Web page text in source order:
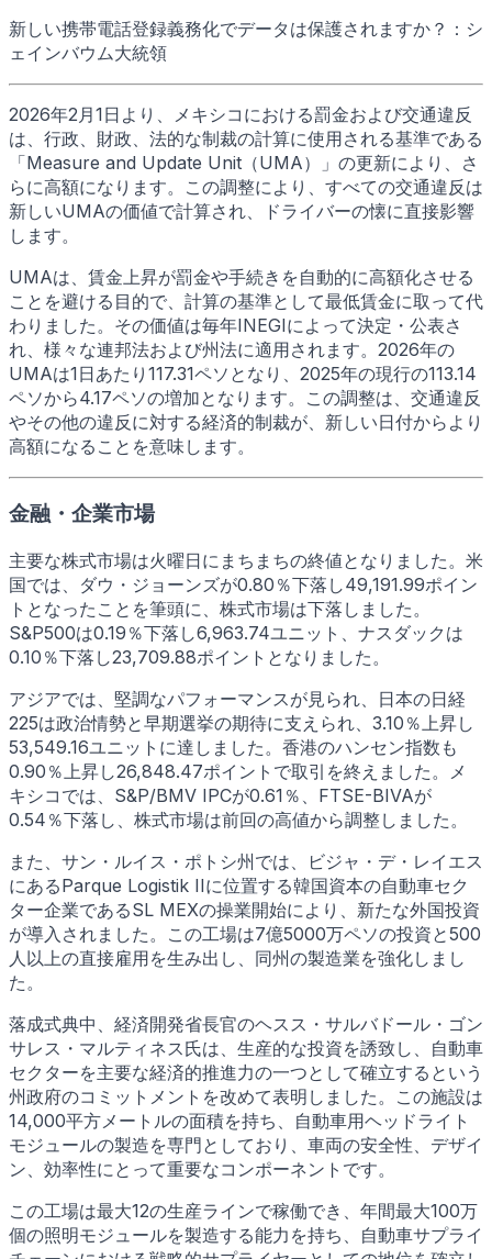
新しい携帯電話登録義務化でデータは保護されますか？：シ
ェインバウム大統領
2026年2月1日より、メキシコにおける罰金および交通違反
は、行政、財政、法的な制裁の計算に使用される基準である
「Measure and Update Unit（UMA）」の更新により、さ
らに高額になります。この調整により、すべての交通違反は
新しいUMAの価値で計算され、ドライバーの懐に直接影響
します。
UMAは、賃金上昇が罰金や手続きを自動的に高額化させる
ことを避ける目的で、計算の基準として最低賃金に取って代
わりました。その価値は毎年INEGIによって決定・公表さ
れ、様々な連邦法および州法に適用されます。2026年の
UMAは1日あたり117.31ペソとなり、2025年の現行の113.14
ペソから4.17ペソの増加となります。この調整は、交通違反
やその他の違反に対する経済的制裁が、新しい日付からより
高額になることを意味します。
金融・企業市場
主要な株式市場は火曜日にまちまちの終値となりました。米
国では、ダウ・ジョーンズが0.80％下落し49,191.99ポイン
トとなったことを筆頭に、株式市場は下落しました。
S&P500は0.19％下落し6,963.74ユニット、ナスダックは
0.10％下落し23,709.88ポイントとなりました。
アジアでは、堅調なパフォーマンスが見られ、日本の日経
225は政治情勢と早期選挙の期待に支えられ、3.10％上昇し
53,549.16ユニットに達しました。香港のハンセン指数も
0.90％上昇し26,848.47ポイントで取引を終えました。メ
キシコでは、S&P/BMV IPCが0.61％、FTSE-BIVAが
0.54％下落し、株式市場は前回の高値から調整しました。
また、サン・ルイス・ポトシ州では、ビジャ・デ・レイエス
にあるParque Logistik IIに位置する韓国資本の自動車セク
ター企業であるSL MEXの操業開始により、新たな外国投資
が導入されました。この工場は7億5000万ペソの投資と500
人以上の直接雇用を生み出し、同州の製造業を強化しまし
た。
落成式典中、経済開発省長官のヘスス・サルバドール・ゴン
サレス・マルティネス氏は、生産的な投資を誘致し、自動車
セクターを主要な経済的推進力の一つとして確立するという
州政府のコミットメントを改めて表明しました。この施設は
14,000平方メートルの面積を持ち、自動車用ヘッドライト
モジュールの製造を専門としており、車両の安全性、デザイ
ン、効率性にとって重要なコンポーネントです。
この工場は最大12の生産ラインで稼働でき、年間最大100万
個の照明モジュールを製造する能力を持ち、自動車サプライ